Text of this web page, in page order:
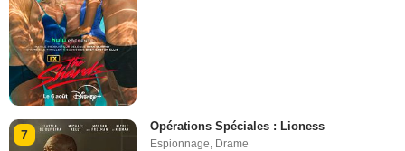
7
Opérations Spéciales : Lioness
Espionnage, Drame